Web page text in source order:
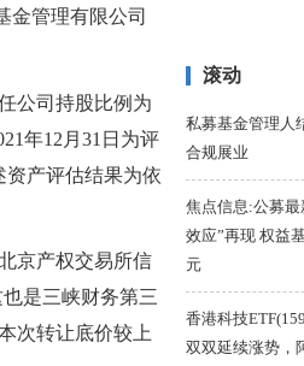
金管理有限公司
公司持股比例为
年12月31日为评
资产评估结果为依
京产权交易所信
是三峡财务第三
次转让底价较上
滚动
私募基金管理人
合规展业
焦点信息:公募
效应”再现 权益
元
香港科技
双双延续涨势，